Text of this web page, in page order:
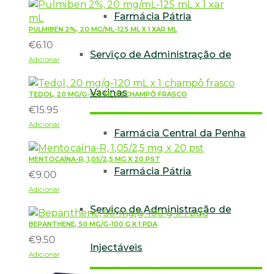
Farmácia Pátria
Serviço de Administração de
Vacinas
Farmácia Central da Penha
Farmácia Pátria
Serviço de Administração de
Injectáveis
PULMIBEN 2%, 20 MG/ML-125 ML X 1 XAR ML
€6.10
Adicionar
TEDOL, 20 MG/G-120 ML X 1 CHAMPÔ FRASCO
€15.95
Adicionar
MENTOCAÍNA-R, 1,05/2,5 MG X 20 PST
€9.00
Adicionar
BEPANTHENE, 50 MG/G-100 G X 1 PDA
€9.50
Adicionar